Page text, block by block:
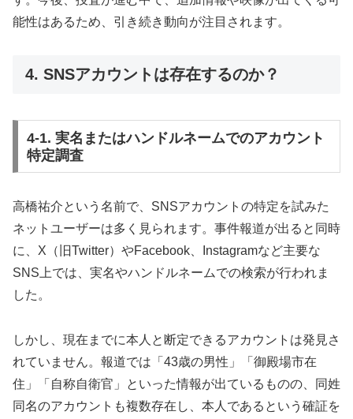
能性はあるため、引き続き動向が注目されます。
4. SNSアカウントは存在するのか？
4-1. 実名またはハンドルネームでのアカウント
特定調査
高橋祐介という名前で、SNSアカウントの特定を試みた
ネットユーザーは多く見られます。事件報道が出ると同時
に、X（旧Twitter）やFacebook、Instagramなど主要な
SNS上では、実名やハンドルネームでの検索が行われま
した。
しかし、現在までに本人と断定できるアカウントは発見さ
れていません。報道では「43歳の男性」「御殿場市在
住」「自称自衛官」といった情報が出ているものの、同姓
同名のアカウントも複数存在し、本人であるという確証を